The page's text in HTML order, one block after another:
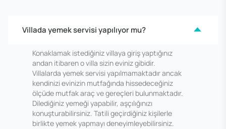
Villada yemek servisi yapılıyor mu?
Konaklamak istediğiniz villaya giriş yaptığınız
andan itibaren o villa sizin eviniz gibidir.
Villalarda yemek servisi yapılmamaktadır ancak
kendinizi evinizin mutfağında hissedeceğiniz
ölçüde mutfak araç ve gereçleri bulunmaktadır.
Dilediğiniz yemeği yapabilir, aşçılığınızı
konuşturabilirsiniz. Tatili geçirdiğiniz kişilerle
birlikte yemek yapmayı deneyimleyebilirsiniz.